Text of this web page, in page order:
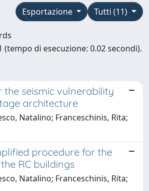
Tutti (11)
Esportazione
(tempo di esecuzione: 0.02 secondi).
the seismic vulnerability
architecture
Natalino; Franceschinis, Rita;
procedure for the
RC buildings
Natalino; Franceschinis, Rita;